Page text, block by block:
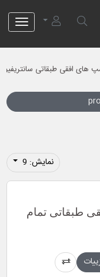
های افقی طبقاتی سانتریفیوژ
نمایش: 9
طبقاتی تمام